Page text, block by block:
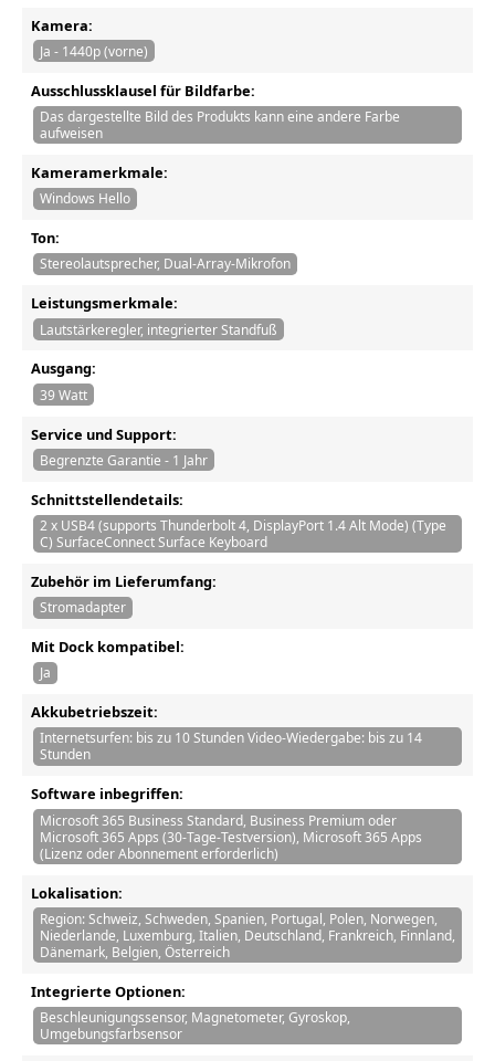
Kamera:
Ja - 1440p (vorne)
Ausschlussklausel für Bildfarbe:
Das dargestellte Bild des Produkts kann eine andere Farbe
aufweisen
Kameramerkmale:
Windows Hello
Ton:
Stereolautsprecher, Dual-Array-Mikrofon
Leistungsmerkmale:
Lautstärkeregler, integrierter Standfuß
Ausgang:
39 Watt
Service und Support:
Begrenzte Garantie - 1 Jahr
Schnittstellendetails:
2 x USB4 (supports Thunderbolt 4, DisplayPort 1.4 Alt Mode) (Type
C) SurfaceConnect Surface Keyboard
Zubehör im Lieferumfang:
Stromadapter
Mit Dock kompatibel:
Ja
Akkubetriebszeit:
Internetsurfen: bis zu 10 Stunden Video-Wiedergabe: bis zu 14
Stunden
Software inbegriffen:
Microsoft 365 Business Standard, Business Premium oder
Microsoft 365 Apps (30-Tage-Testversion), Microsoft 365 Apps
(Lizenz oder Abonnement erforderlich)
Lokalisation:
Region: Schweiz, Schweden, Spanien, Portugal, Polen, Norwegen,
Niederlande, Luxemburg, Italien, Deutschland, Frankreich, Finnland,
Dänemark, Belgien, Österreich
Integrierte Optionen:
Beschleunigungssensor, Magnetometer, Gyroskop,
Umgebungsfarbsensor